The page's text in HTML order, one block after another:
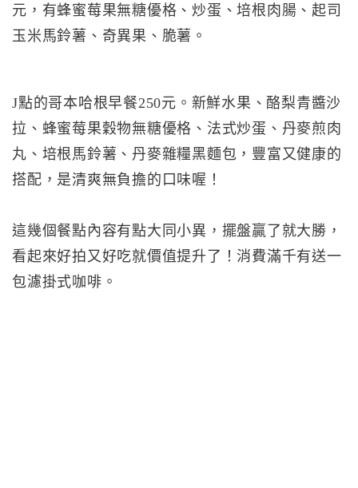
元，有蜂蜜莓果無糖優格、炒蛋、培根肉腸、起司
玉米馬鈴薯、奇異果、脆薯。
J點的哥本哈根早餐250元。新鮮水果、酪梨青醬沙
拉、蜂蜜莓果穀物無糖優格、法式炒蛋、丹麥煎肉
丸、培根馬鈴薯、丹麥雜糧黑麵包，豐富又健康的
搭配，是清爽無負擔的口味喔！
這幾個餐點內容有點大同小異，擺盤贏了就大勝，
看起來好拍又好吃就價值提升了！消費滿千有送一
包濾掛式咖啡。